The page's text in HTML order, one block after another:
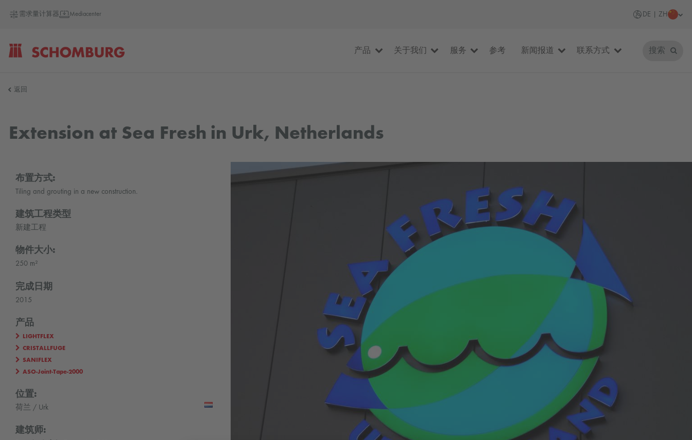
需求量计算器 Mediacenter DE | ZH
产品 关于我们 服务 参考 新闻报道 联系方式 搜索
返回
Extension at Sea Fresh in Urk, Netherlands
布置方式:
Tiling and grouting in a new construction.
建筑工程类型
新建工程
物件大小:
250 m²
完成日期
2015
产品
LIGHTFLEX
CRISTALLFUGE
SANIFLEX
ASO-Joint-Tape-2000
位置:
荷兰 / Urk
建筑师: